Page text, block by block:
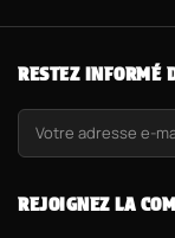
RESTEZ INFORMÉ
REJOIGNEZ LA